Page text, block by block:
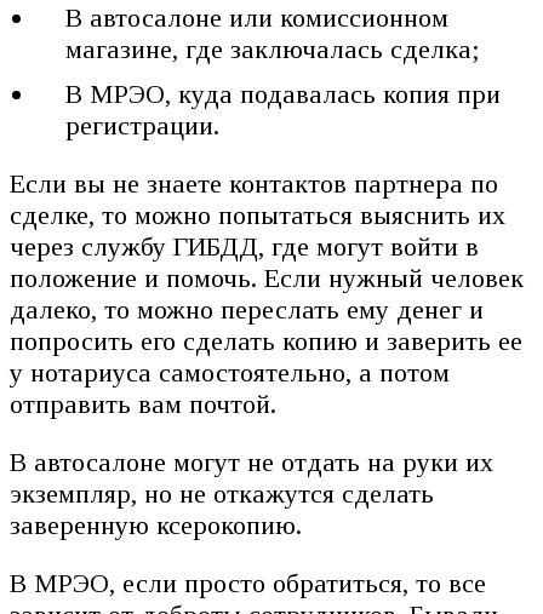
В автосалоне или комиссионном
магазине, где заключалась сделка;
В МРЭО, куда подавалась копия при
регистрации.
Если вы не знаете контактов партнера по
сделке, то можно попытаться выяснить их
через службу ГИБДД, где могут войти в
положение и помочь. Если нужный человек
далеко, то можно переслать ему денег и
попросить его сделать копию и заверить ее
у нотариуса самостоятельно, а потом
отправить вам почтой.
В автосалоне могут не отдать на руки их
экземпляр, но не откажутся сделать
заверенную ксерокопию.
В МРЭО, если просто обратиться, то все